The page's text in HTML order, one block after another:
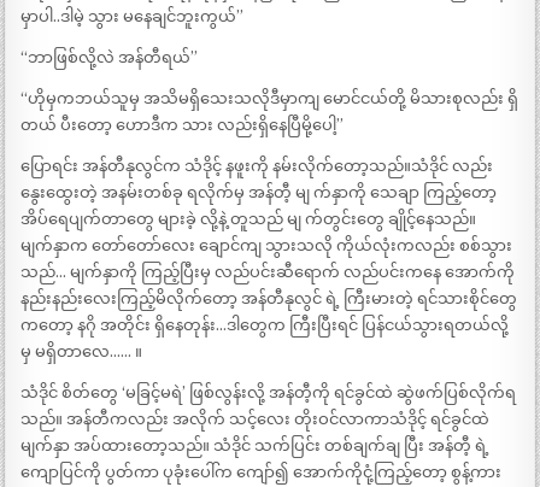
မှာပါ..ဒါမဲ့ သွား မနေချင်ဘူးကွယ်”
“ဘာဖြစ်လို့လဲ အန်တီရယ်”
“ဟိုမှကဘယ်သူမှ အသိမရှိသေးသလိုဒီမှာကျ မောင်ငယ်တို့ မိသားစုလည်း ရှိ
တယ် ပီးတော့ ဟောဒီက သား လည်းရှိနေပြီမို့ပေါ့”
ပြောရင်း အန်တီနုလွင်က သံဒိုင့် နဖူးကို နမ်းလိုက်တော့သည်။သံဒိုင် လည်း
နွေးထွေးတဲ့ အနမ်းတစ်ခု ရလိုက်မှ အန်တီ့ မျ က်နှာကို သေချာ ကြည့်တော့
အိပ်ရေပျက်တာတွေ များခဲ့ လို့နဲ့ တူသည် မျ က်တွင်းတွေ ချိုင့်နေသည်။
မျက်နှာက တော်တော်လေး ချောင်ကျ သွားသလို ကိုယ်လုံးကလည်း စစ်သွား
သည်… မျက်နှာကို ကြည့်ပြီးမှ လည်ပင်းဆီရောက် လည်ပင်းကနေ အောက်ကို
နည်းနည်းလေးကြည့်မိလိုက်တော့ အန်တီနုလွင် ရဲ့ ကြီးမားတဲ့ ရင်သားစိုင်တွေ
ကတော့ နဂို အတိုင်း ရှိနေတုန်း…ဒါတွေက ကြီးပြီးရင် ပြန်ငယ်သွားရတယ်လို့
မှ မရှိတာလေ…… ။
သံဒိုင် စိတ်တွေ ‘မခြင့်မရဲ’ ဖြစ်လွန်းလို့ အန်တီ့ကို ရင်ခွင်ထဲ ဆွဲဖက်ပြစ်လိုက်ရ
သည်။ အန်တီကလည်း အလိုက် သင့်လေး တိုးဝင်လာကာသံဒိုင့် ရင်ခွင်ထဲ
မျက်နှာ အပ်ထားတော့သည်။ သံဒိုင် သက်ပြင်း တစ်ချက်ချ ပြီး အန်တီ့ ရဲ့
ကျောပြင်ကို ပွတ်ကာ ပုခုံးပေါ်က ကျော်၍ အောက်ကိုငုံ့ကြည့်တော့ စွန့်ကား